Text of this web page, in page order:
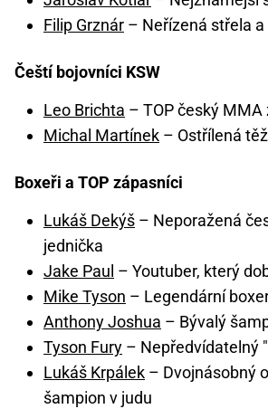
Filip Grznár – Neřízená střela
Čeští bojovníci KSW
Leo Brichta – TOP český MMA
Michal Martínek – Ostřílená
Boxeři a TOP zápasníci
Lukáš Dekýš – Neporažená
jednička
Jake Paul – Youtuber, který
Mike Tyson – Legendární
Anthony Joshua – Bývalý
Tyson Fury – Nepředvídatelný
Lukáš Krpálek – Dvojnásobný
šampion v judu